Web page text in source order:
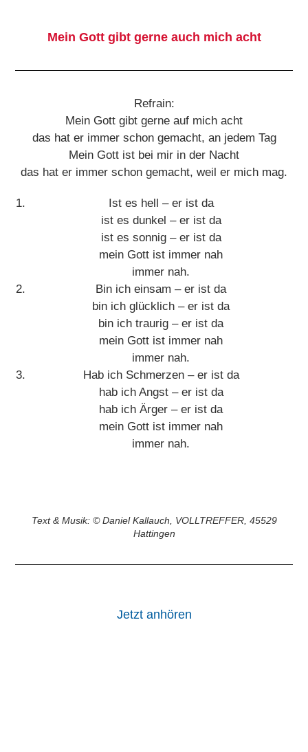
Mein Gott gibt gerne auch mich acht
Refrain:
Mein Gott gibt gerne auf mich acht
das hat er immer schon gemacht, an jedem Tag
Mein Gott ist bei mir in der Nacht
das hat er immer schon gemacht, weil er mich mag.
Ist es hell – er ist da
ist es dunkel – er ist da
ist es sonnig – er ist da
mein Gott ist immer nah
immer nah.
Bin ich einsam – er ist da
bin ich glücklich – er ist da
bin ich traurig – er ist da
mein Gott ist immer nah
immer nah.
Hab ich Schmerzen – er ist da
hab ich Angst – er ist da
hab ich Ärger – er ist da
mein Gott ist immer nah
immer nah.
Text & Musik: © Daniel Kallauch, VOLLTREFFER, 45529
Hattingen
Jetzt anhören